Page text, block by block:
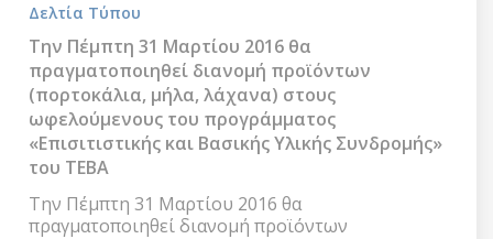
31
Μαρτίου
2016
θα
πραγματοποιηθεί
διανομή
προϊόντων
(πορτοκάλια,
μήλα,
λάχανα)
Δελτία Τύπου
Την Πέμπτη 31 Μαρτίου 2016 θα
πραγματοποιηθεί διανομή προϊόντων
(πορτοκάλια, μήλα, λάχανα) στους
ωφελούμενους του προγράμματος
«Επισιτιστικής και Βασικής Υλικής Συνδρομής»
του ΤΕΒΑ
Την Πέμπτη 31 Μαρτίου 2016 θα
πραγματοποιηθεί διανομή προϊόντων